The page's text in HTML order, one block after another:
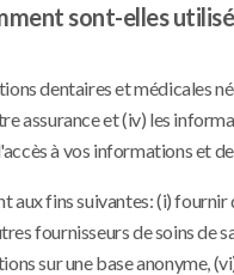
sont-elles
dentaires et médicales
assurance et (iv) les
à vos informations et
fins suivantes: (i) fournir
fournisseurs de soins de
sur une base anonyme,